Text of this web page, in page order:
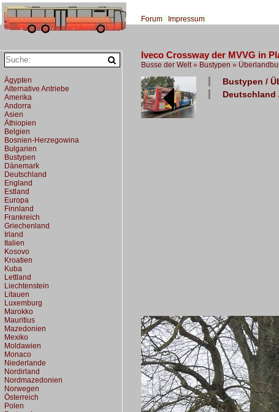
Forum Impressum
Iveco Crossway der MVVG in
Busse der Welt» Bustypen »
Bustypen /
Deutschland
Ägypten
Alternative Antriebe
Amerika
Andorra
Asien
Äthiopien
Belgien
Bosnien-Herzegowina
Bulgarien
Bustypen
Dänemark
Deutschland
England
Estland
Europa
Finnland
Frankreich
Griechenland
Irland
Italien
Kosovo
Kroatien
Kuba
Lettland
Liechtenstein
Litauen
Luxemburg
Marokko
Mauritius
Mazedonien
Mexiko
Moldawien
Monaco
Niederlande
Nordirland
Nordmazedonien
Norwegen
Österreich
Polen